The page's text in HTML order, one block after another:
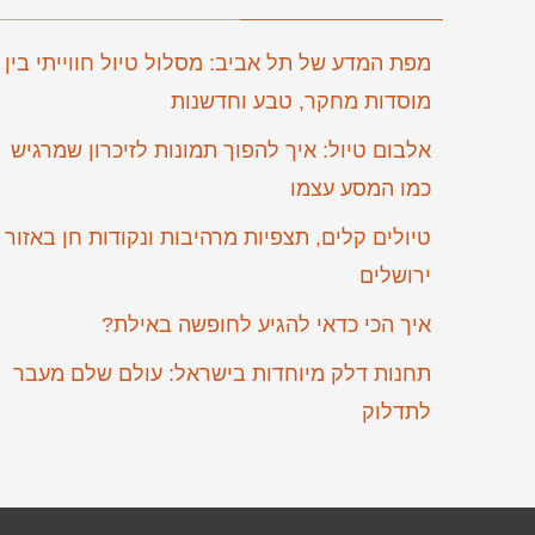
מפת המדע של תל אביב: מסלול טיול חווייתי בין
מוסדות מחקר, טבע וחדשנות
אלבום טיול: איך להפוך תמונות לזיכרון שמרגיש
כמו המסע עצמו
טיולים קלים, תצפיות מרהיבות ונקודות חן באזור
ירושלים
איך הכי כדאי להגיע לחופשה באילת?
תחנות דלק מיוחדות בישראל: עולם שלם מעבר
לתדלוק